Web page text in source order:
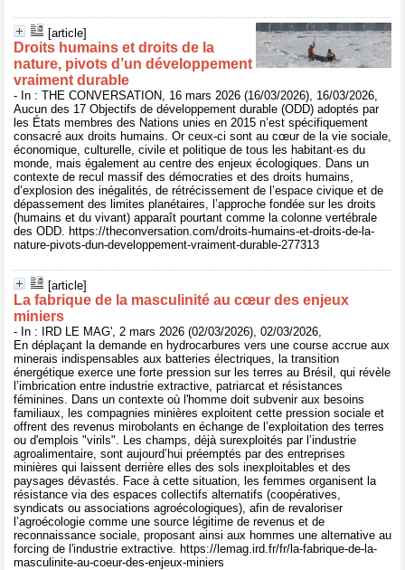
[article]
Droits humains et droits de la
nature, pivots d’un développement
vraiment durable
- In : THE CONVERSATION, 16 mars 2026 (16/03/2026), 16/03/2026,
Aucun des 17 Objectifs de développement durable (ODD) adoptés par
les États membres des Nations unies en 2015 n’est spécifiquement
consacré aux droits humains. Or ceux-ci sont au cœur de la vie sociale,
économique, culturelle, civile et politique de tous les habitant·es du
monde, mais également au centre des enjeux écologiques. Dans un
contexte de recul massif des démocraties et des droits humains,
d’explosion des inégalités, de rétrécissement de l’espace civique et de
dépassement des limites planétaires, l’approche fondée sur les droits
(humains et du vivant) apparaît pourtant comme la colonne vertébrale
des ODD. https://theconversation.com/droits-humains-et-droits-de-la-
nature-pivots-dun-developpement-vraiment-durable-277313
[article]
La fabrique de la masculinité au cœur des enjeux
miniers
- In : IRD LE MAG', 2 mars 2026 (02/03/2026), 02/03/2026,
En déplaçant la demande en hydrocarbures vers une course accrue aux
minerais indispensables aux batteries électriques, la transition
énergétique exerce une forte pression sur les terres au Brésil, qui révèle
l’imbrication entre industrie extractive, patriarcat et résistances
féminines. Dans un contexte où l'homme doit subvenir aux besoins
familiaux, les compagnies minières exploitent cette pression sociale et
offrent des revenus mirobolants en échange de l’exploitation des terres
ou d'emplois "virils". Les champs, déjà surexploités par l’industrie
agroalimentaire, sont aujourd’hui préemptés par des entreprises
minières qui laissent derrière elles des sols inexploitables et des
paysages dévastés. Face à cette situation, les femmes organisent la
résistance via des espaces collectifs alternatifs (coopératives,
syndicats ou associations agroécologiques), afin de revaloriser
l’agroécologie comme une source légitime de revenus et de
reconnaissance sociale, proposant ainsi aux hommes une alternative au
forcing de l'industrie extractive. https://lemag.ird.fr/fr/la-fabrique-de-la-
masculinite-au-coeur-des-enjeux-miniers